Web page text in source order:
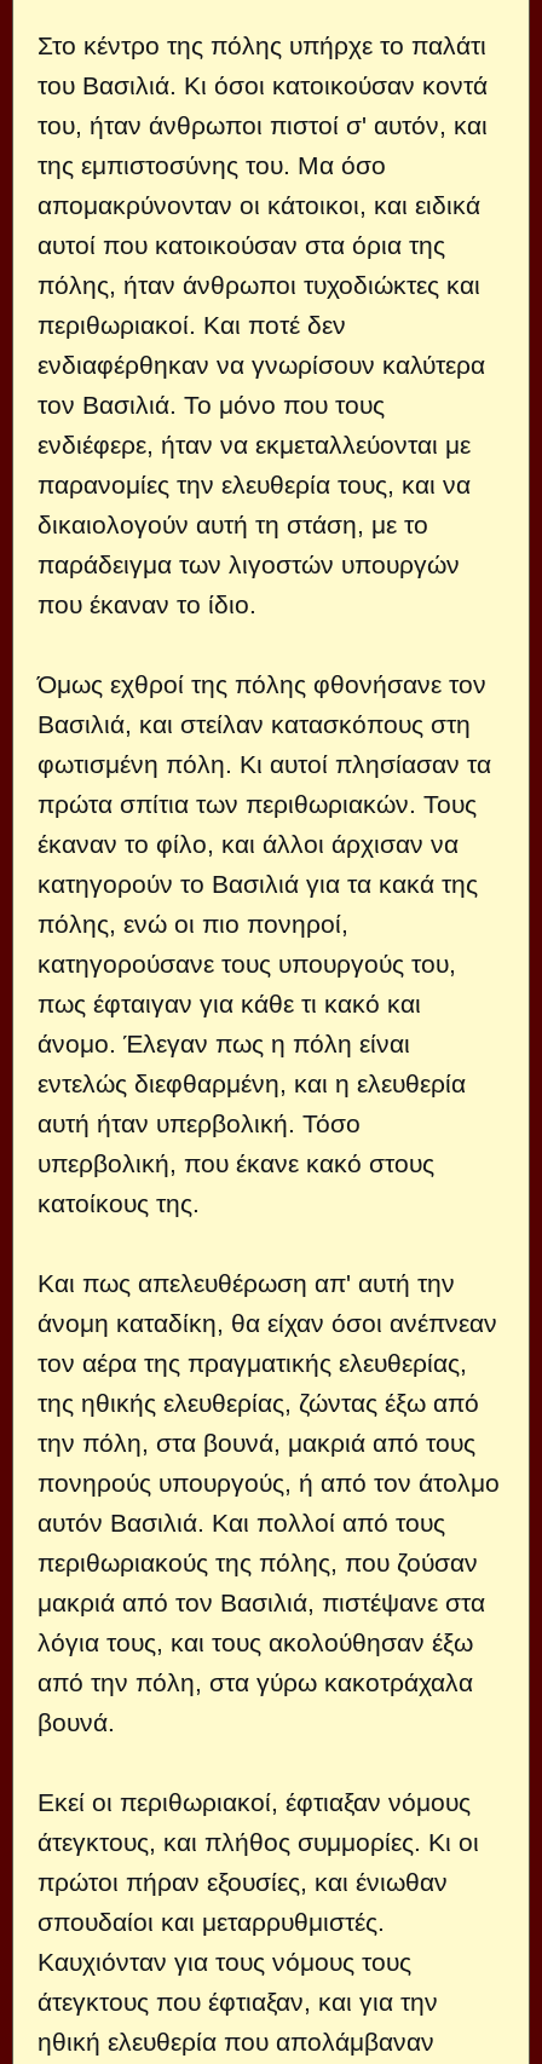
Στο κέντρο της πόλης υπήρχε το παλάτι
του Βασιλιά. Κι όσοι κατοικούσαν κοντά
του, ήταν άνθρωποι πιστοί σ' αυτόν, και
της εμπιστοσύνης του. Μα όσο
απομακρύνονταν οι κάτοικοι, και ειδικά
αυτοί που κατοικούσαν στα όρια της
πόλης, ήταν άνθρωποι τυχοδιώκτες και
περιθωριακοί. Και ποτέ δεν
ενδιαφέρθηκαν να γνωρίσουν καλύτερα
τον Βασιλιά. Το μόνο που τους
ενδιέφερε, ήταν να εκμεταλλεύονται με
παρανομίες την ελευθερία τους, και να
δικαιολογούν αυτή τη στάση, με το
παράδειγμα των λιγοστών υπουργών
που έκαναν το ίδιο.
Όμως εχθροί της πόλης φθονήσανε τον
Βασιλιά, και στείλαν κατασκόπους στη
φωτισμένη πόλη. Κι αυτοί πλησίασαν τα
πρώτα σπίτια των περιθωριακών. Τους
έκαναν το φίλο, και άλλοι άρχισαν να
κατηγορούν το Βασιλιά για τα κακά της
πόλης, ενώ οι πιο πονηροί,
κατηγορούσανε τους υπουργούς του,
πως έφταιγαν για κάθε τι κακό και
άνομο. Έλεγαν πως η πόλη είναι
εντελώς διεφθαρμένη, και η ελευθερία
αυτή ήταν υπερβολική. Τόσο
υπερβολική, που έκανε κακό στους
κατοίκους της.
Και πως απελευθέρωση απ' αυτή την
άνομη καταδίκη, θα είχαν όσοι ανέπνεαν
τον αέρα της πραγματικής ελευθερίας,
της ηθικής ελευθερίας, ζώντας έξω από
την πόλη, στα βουνά, μακριά από τους
πονηρούς υπουργούς, ή από τον άτολμο
αυτόν Βασιλιά. Και πολλοί από τους
περιθωριακούς της πόλης, που ζούσαν
μακριά από τον Βασιλιά, πιστέψανε στα
λόγια τους, και τους ακολούθησαν έξω
από την πόλη, στα γύρω κακοτράχαλα
βουνά.
Εκεί οι περιθωριακοί, έφτιαξαν νόμους
άτεγκτους, και πλήθος συμμορίες. Κι οι
πρώτοι πήραν εξουσίες, και ένιωθαν
σπουδαίοι και μεταρρυθμιστές.
Καυχιόνταν για τους νόμους τους
άτεγκτους που έφτιαξαν, και για την
ηθική ελευθερία που απολάμβαναν